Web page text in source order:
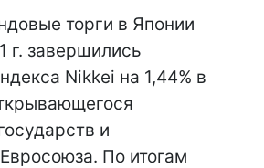
торги в Японии
г. завершились
Nikkei на 1,44% в
и
По итогам